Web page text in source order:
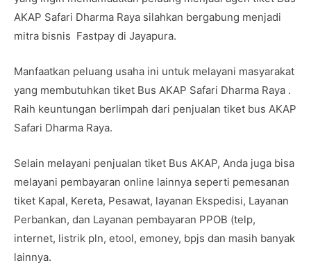
AKAP Safari Dharma Raya silahkan bergabung menjadi
mitra bisnis Fastpay di Jayapura.
Manfaatkan peluang usaha ini untuk melayani masyarakat
yang membutuhkan tiket Bus AKAP Safari Dharma Raya .
Raih keuntungan berlimpah dari penjualan tiket bus AKAP
Safari Dharma Raya.
Selain melayani penjualan tiket Bus AKAP, Anda juga bisa
melayani pembayaran online lainnya seperti pemesanan
tiket Kapal, Kereta, Pesawat, layanan Ekspedisi, Layanan
Perbankan, dan Layanan pembayaran PPOB (telp,
internet, listrik pln, etool, emoney, bpjs dan masih banyak
lainnya.